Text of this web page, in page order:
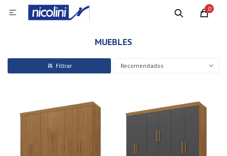
0

MUEBLES
Recomendados